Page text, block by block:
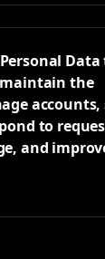
Data
the
accounts,
to
and